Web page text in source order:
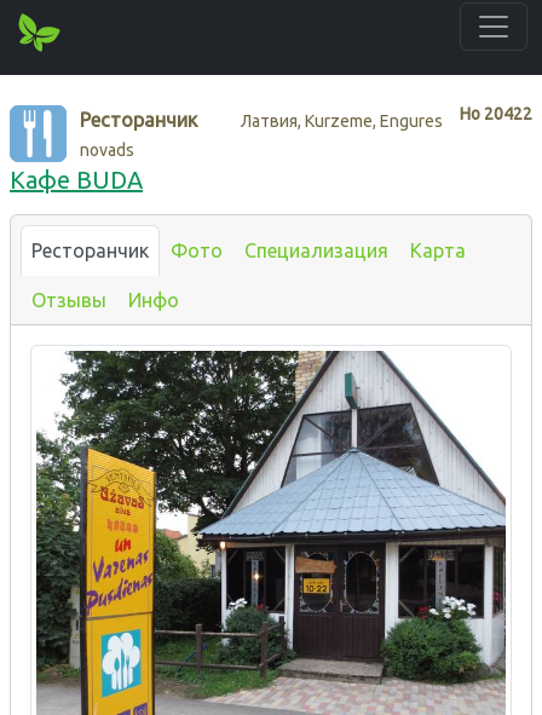
Нo 20422
Ресторанчик
Латвия, Kurzeme, Engures
novads
Кафе BUDA
Ресторанчик Фото Специализация Карта
Отзывы Инфо